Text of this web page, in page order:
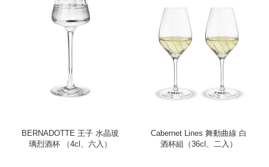
BERNADOTTE 王子 水晶玻
璃烈酒杯 （4cl、六入）
Cabernet Lines 舞動曲線 白
酒杯組（36cl、二入）